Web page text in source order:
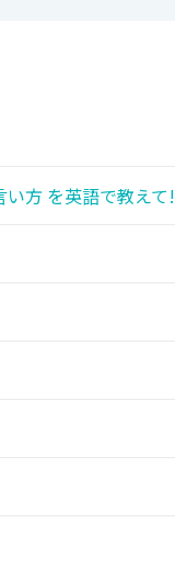
方 を英語で教えて!